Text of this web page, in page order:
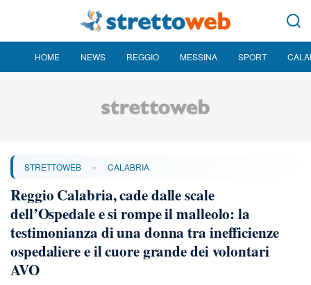
HOME NEWS REGGIO MESSINA SPORT
STRETTOWEB » CALABRIA
Reggio Calabria, cade dalle scale
dell’Ospedale e si rompe il malleolo: la
testimonianza di una donna tra inefficienze
ospedaliere e il cuore grande dei volontari
AVO